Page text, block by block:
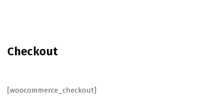
Checkout
[woocommerce_checkout]